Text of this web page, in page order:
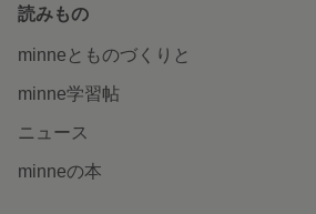
読みもの
minneとものづくりと
minne学習帖
ニュース
minneの本